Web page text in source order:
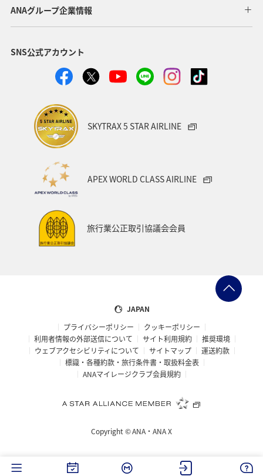
ANAグループ企業情報
SNS公式アカウント
SKYTRAX 5 STAR AIRLINE
APEX WORLD CLASS AIRLINE
旅行業公正取引協議会会員
JAPAN
プライバシーポリシー
クッキーポリシー
利用者情報の外部送信について
サイト利用規約
推奨環境
ウェブアクセシビリティについて
サイトマップ
運送約款
標識・各種約款・旅行条件書・取扱料金表
ANAマイレージクラブ会員規約
Copyright ©ANA・ANA X